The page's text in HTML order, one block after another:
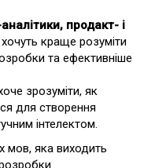
продакт- і
хочуть краще розуміти
та ефективніше
зрозуміти, як
для створення
інтелектом.
мов, яка виходить